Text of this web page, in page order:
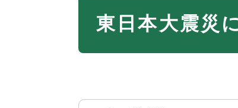
東日本大震災